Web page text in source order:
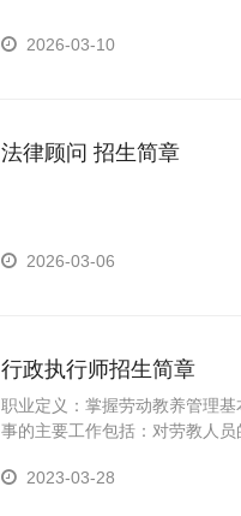
2026-03-10
法律顾问 招生简章
2026-03-06
行政执行师招生简章
职业定义：掌握劳动教养管理
事的主要工作包括：对劳教人员
2023-03-28